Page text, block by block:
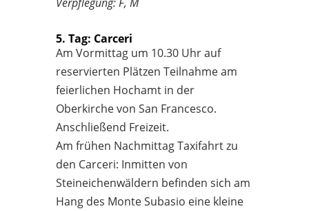
5. Tag: Carceri
Am Vormittag um 10.30 Uhr auf
reservierten Plätzen Teilnahme am
feierlichen Hochamt in der
Oberkirche von San Francesco.
Anschließend Freizeit.
Am frühen Nachmittag Taxifahrt zu
den Carceri: Inmitten von
Steineichenwäldern befinden sich am
Hang des Monte Subasio eine kleine